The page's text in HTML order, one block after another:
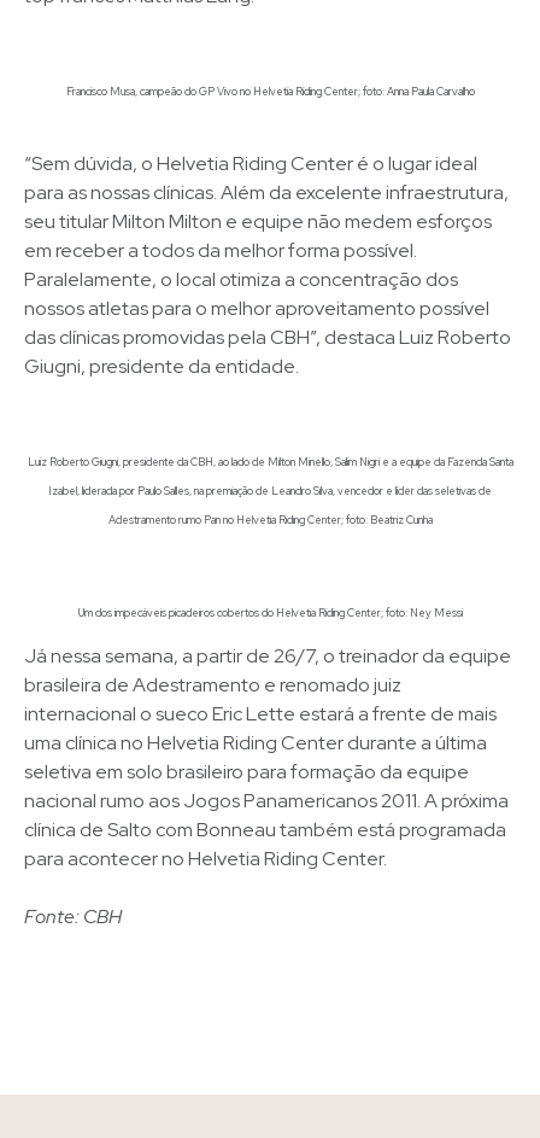
Francisco Musa, campeão do GP Vivo no Helvetia Riding Center; foto: Anna Paula Carvalho
“Sem dúvida, o Helvetia Riding Center é o lugar ideal
para as nossas clínicas. Além da excelente infraestrutura,
seu titular Milton Milton e equipe não medem esforços
em receber a todos da melhor forma possível.
Paralelamente, o local otimiza a concentração dos
nossos atletas para o melhor aproveitamento possível
das clínicas promovidas pela CBH”, destaca Luiz Roberto
Giugni, presidente da entidade.
Luiz Roberto Giugni, presidente da CBH, ao lado de Milton Minello, Salim Nigri e a equipe da Fazenda Santa
Izabel, liderada por Paulo Salles, na premiação de Leandro Silva, vencedor e líder das seletivas de
Adestramento rumo Pan no Helvetia Riding Center; foto: Beatriz Cunha
Um dos impecáveis picadeiros cobertos do Helvetia Riding Center; foto: Ney Messi
Já nessa semana, a partir de 26/7, o treinador da equipe
brasileira de Adestramento e renomado juiz
internacional o sueco Eric Lette estará a frente de mais
uma clínica no Helvetia Riding Center durante a última
seletiva em solo brasileiro para formação da equipe
nacional rumo aos Jogos Panamericanos 2011. A próxima
clínica de Salto com Bonneau também está programada
para acontecer no Helvetia Riding Center.
Fonte: CBH